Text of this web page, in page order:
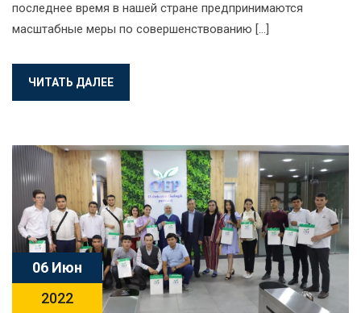
последнее время в нашей стране предпринимаются
масштабные меры по совершенствованию […]
ЧИТАТЬ ДАЛЕЕ
06 Июн
2022